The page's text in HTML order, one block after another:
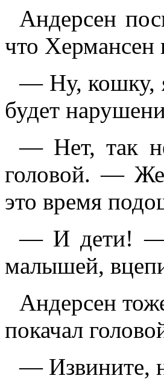
Андерсен
что Хермансен
— Ну, кошку,
будет
— Нет, так
головой. —
это время
— И дети! —
малышей,
Андерсен
покачал
— Извините,